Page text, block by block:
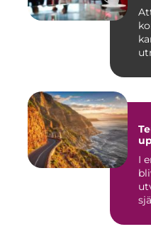
I